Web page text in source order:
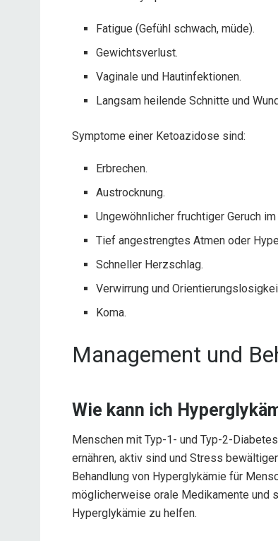
Fatigue (Gefühl schwach, müde).
Gewichtsverlust.
Vaginale und Hautinfektionen.
Langsam heilende Schnitte und
Symptome einer Ketoazidose sind:
Erbrechen.
Austrocknung.
Ungewöhnlicher fruchtiger Geruch im
Tief angestrengtes Atmen oder
Schneller Herzschlag.
Verwirrung und
Koma.
Management und
Wie kann ich
Menschen mit Typ-1- und Typ-2-
ernähren, aktiv sind und Stress
Behandlung von Hyperglykämie für
möglicherweise orale Medikamente und
Hyperglykämie zu helfen.